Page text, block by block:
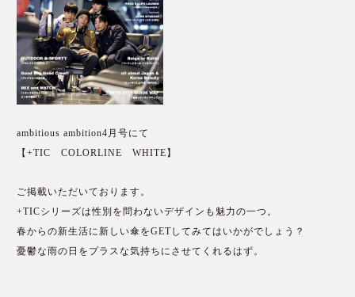
ambitious ambition4月号にて
【+TIC COLORLINE WHITE】
ご掲載いただいております。
+TICシリーズは性別を問わないデザインも魅力の一つ。
春からの新生活に新しい傘をGETしてみてはいかがでしょう？
憂鬱な雨の日をプラスな気持ちにさせてくれるはず。